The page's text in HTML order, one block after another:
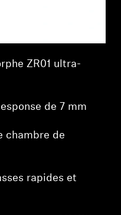
ZR01 ultra-
de 7 mm
chambre de
rapides et